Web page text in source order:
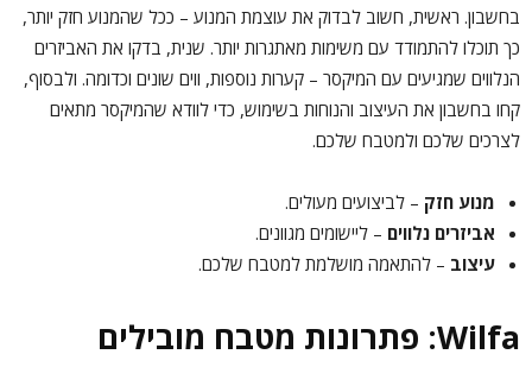
בחשבון. ראשית, חשוב לבדוק את עוצמת המנוע – ככל שהמנוע חזק יותר,
כך תוכלו להתמודד עם משימות מאתגרות יותר. שנית, בדקו את האביזרים
הנלווים שמגיעים עם המיקסר – קערות נוספות, ווים שונים וכדומה. ולבסוף,
קחו בחשבון את העיצוב והנוחות בשימוש, כדי לוודא שהמיקסר מתאים
לצרכים שלכם ולמטבח שלכם.
מנוע חזק – לביצועים מעולים.
אביזרים נלווים – ליישומים מגוונים.
עיצוב – להתאמה מושלמת למטבח שלכם.
Wilfa: פתרונות מטבח מובילים